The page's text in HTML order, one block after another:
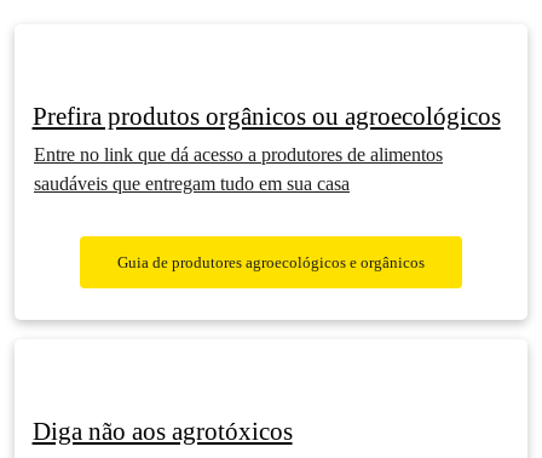
Prefira produtos orgânicos ou agroecológicos
Entre no link que dá acesso a produtores de alimentos
saudáveis que entregam tudo em sua casa
Guia de produtores agroecológicos e orgânicos
Diga não aos agrotóxicos